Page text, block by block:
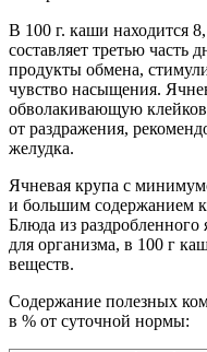
В 100 г. каши находится
составляет третью часть
продукты обмена,
чувство насыщения.
обволакивающую
от раздражения,
желудка.
Ячневая крупа с
и большим содержанием
Блюда из раздробленного
для организма, в 100 г
веществ.
Содержание полезных
в % от суточной нормы: